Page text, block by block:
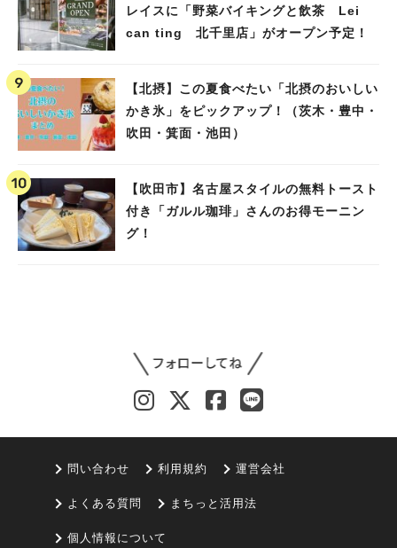
レイスに「野菜バイキングと飲茶 Lei
can ting 北千里店」がオープン予定！
【北摂】この夏食べたい「北摂のおいしい
かき氷」をピックアップ！（茨木・豊中・
吹田・箕面・池田）
【吹田市】名古屋スタイルの無料トースト
付き「ガルル珈琲」さんのお得モーニン
グ！
問い合わせ 利用規約 運営会社
よくある質問 まちっと活用法
個人情報について